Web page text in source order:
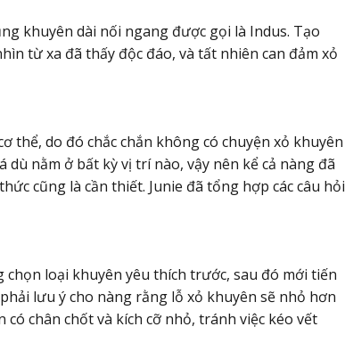
khuyên dài nối ngang được gọi là Indus. Tạo
từ xa đã thấy độc đáo, và tất nhiên can đảm xỏ
thể, do đó chắc chắn không có chuyện xỏ khuyên
nằm ở bất kỳ vị trí nào, vậy nên kể cả nàng đã
cũng là cần thiết. Junie đã tổng hợp các câu hỏi
loại khuyên yêu thích trước, sau đó mới tiến
lưu ý cho nàng rằng lỗ xỏ khuyên sẽ nhỏ hơn
chân chốt và kích cỡ nhỏ, tránh việc kéo vết